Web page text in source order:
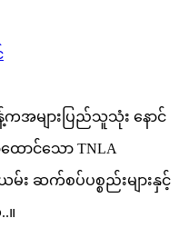
ကအများပြည်သူသုံး နောင်
ောင်သော TNLA
ဆက်စပ်ပစ္စည်းများနှင့်
။